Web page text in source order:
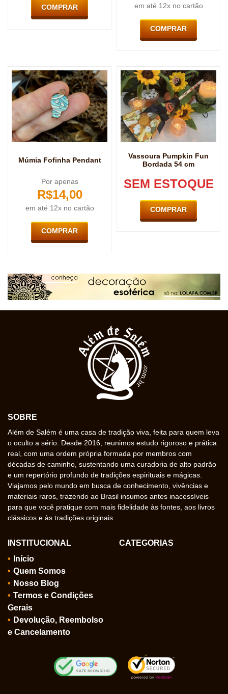
COMPRAR em até 12x no cartão
COMPRAR
Múmia Fofinha Pendant
Por apenas
R$14,00
em até 12x no cartão
COMPRAR
Vassoura Pumpkin Fun
Bordada 54 cm
SEM ESTOQUE
COMPRAR
SOBRE
Além de Salém é uma casa de tradição viva, feita para quem leva
o oculto a sério. Desde 2016, reunimos estudo rigoroso e prática
real, com uma ordem própria formada por membros com
décadas de caminho, sustentando uma curadoria de alto padrão
e um repertório profundo de tradições espirituais e mágicas.
Viajamos pelo mundo em busca de conhecimento, vivências e
materiais raros, trazendo ao Brasil insumos antes inacessíveis
para que você pratique com mais fidelidade às fontes, aos livros
clássicos e às tradições originais.
INSTITUCIONAL
Início
Quem Somos
Nosso Blog
Termos e Condições
Gerais
Devolução, Reembolso
e Cancelamento
CATEGORIAS